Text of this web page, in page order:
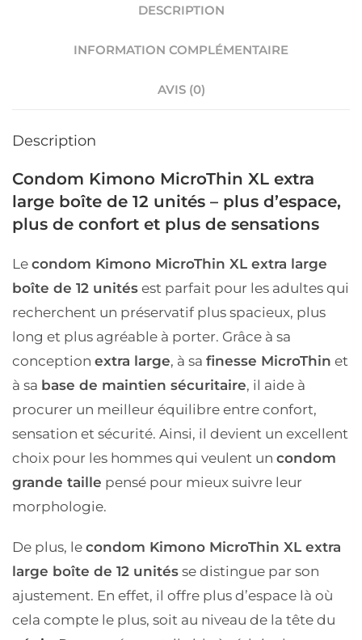
DESCRIPTION
INFORMATION COMPLÉMENTAIRE
AVIS (0)
Description
Condom Kimono MicroThin XL extra
large boîte de 12 unités – plus d’espace,
plus de confort et plus de sensations
Le condom Kimono MicroThin XL extra large
boîte de 12 unités est parfait pour les adultes qui
recherchent un préservatif plus spacieux, plus
long et plus agréable à porter. Grâce à sa
conception extra large, à sa finesse MicroThin et
à sa base de maintien sécuritaire, il aide à
procurer un meilleur équilibre entre confort,
sensation et sécurité. Ainsi, il devient un excellent
choix pour les hommes qui veulent un condom
grande taille pensé pour mieux suivre leur
morphologie.
De plus, le condom Kimono MicroThin XL extra
large boîte de 12 unités se distingue par son
ajustement. En effet, il offre plus d’espace là où
cela compte le plus, soit au niveau de la tête du